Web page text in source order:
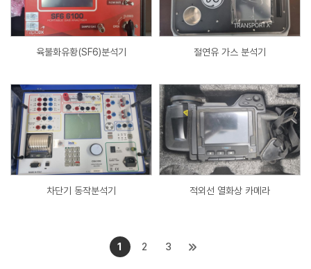
육불화유황(SF6)분석기 절연유 가스 분석기
차단기 동작분석기 적외선 열화상 카메라
1 2 3